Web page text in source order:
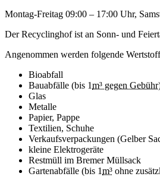
Montag-Freitag 09:00 – 17:00 Uhr,
Der Recyclinghof ist an Sonn- und
Angenommen werden folgende
Bioabfall
Bauabfälle (bis 1m³ gegen
Glas
Metalle
Papier, Pappe
Textilien, Schuhe
Verkaufsverpackungen (Gelber
kleine Elektrogeräte
Restmüll im Bremer Müllsack
Gartenabfälle (bis 1m³ ohne